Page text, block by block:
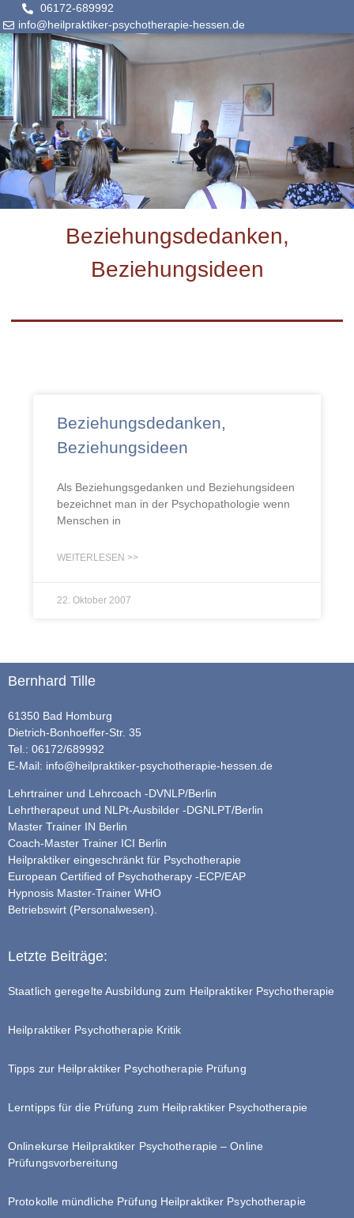
06172-689992
info@heilpraktiker-psychotherapie-hessen.de
Beziehungsdedanken,
Beziehungsideen
Beziehungsdedanken,
Beziehungsideen
Als Beziehungsgedanken und Beziehungsideen
bezeichnet man in der Psychopathologie wenn
Menschen in
WEITERLESEN >>
22. Oktober 2007
Bernhard Tille
61350 Bad Homburg
Dietrich-Bonhoeffer-Str. 35
Tel.: 06172/689992
E-Mail: info@heilpraktiker-psychotherapie-hessen.de
Lehrtrainer und Lehrcoach -DVNLP/Berlin
Lehrtherapeut und NLPt-Ausbilder -DGNLPT/Berlin
Master Trainer IN Berlin
Coach-Master Trainer ICI Berlin
Heilpraktiker eingeschränkt für Psychotherapie
European Certified of Psychotherapy -ECP/EAP
Hypnosis Master-Trainer WHO
Betriebswirt (Personalwesen).
Letzte Beiträge:
Staatlich geregelte Ausbildung zum Heilpraktiker Psychotherapie
Heilpraktiker Psychotherapie Kritik
Tipps zur Heilpraktiker Psychotherapie Prüfung
Lerntipps für die Prüfung zum Heilpraktiker Psychotherapie
Onlinekurse Heilpraktiker Psychotherapie – Online
Prüfungsvorbereitung
Protokolle mündliche Prüfung Heilpraktiker Psychotherapie